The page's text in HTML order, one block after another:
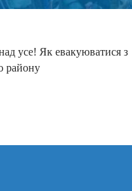
усе! Як евакуюватися з
району